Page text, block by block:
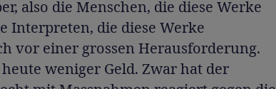
also die Menschen, die diese Werke
Interpreten, die diese Werke
vor einer grossen Herausforderung.
weniger Geld. Zwar hat der